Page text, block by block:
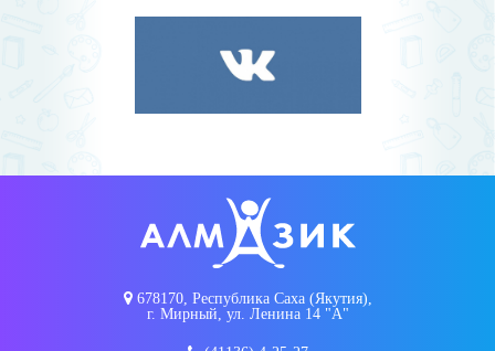
678170, Республика Саха (Якутия),
г. Мирный, ул. Ленина 14 "А"